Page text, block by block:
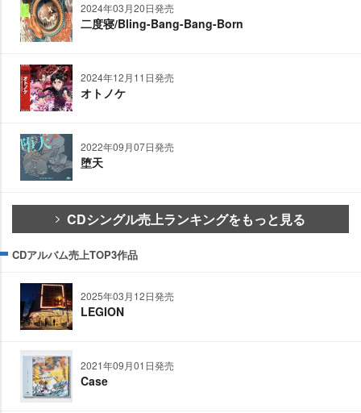
2024年03月20日発売
二度寝/Bling-Bang-Bang-Born
2024年12月11日発売
オトノケ
2022年09月07日発売
堕天
CDシングル売上ランキングをもっと見る
CDアルバム売上TOP3作品
2025年03月12日発売
LEGION
2021年09月01日発売
Case